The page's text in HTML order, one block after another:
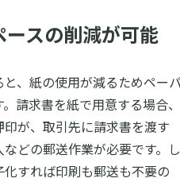
ースの削減が可能
、紙の使用が減るためペー
請求書を紙で用意する場合、
が、取引先に請求書を渡す
どの郵送作業が必要です。し
すれば印刷も郵送も不要の